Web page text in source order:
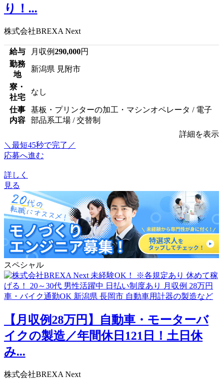
り！...
株式会社BREXA Next
給与 月収例290,000円
勤務
地
新潟県 見附市
寮・
社宅
なし
仕事
内容
基板・プリンターの加工・マシンオペレータ / 電子
部品系工場 / 交替制
詳細を表示
＼最短45秒で完了／
応募へ進む
詳しく
見る
スペシャル
【月収例28万円】自動車・モーターバ
イクの製造／年間休日121日！土日休
み...
株式会社BREXA Next